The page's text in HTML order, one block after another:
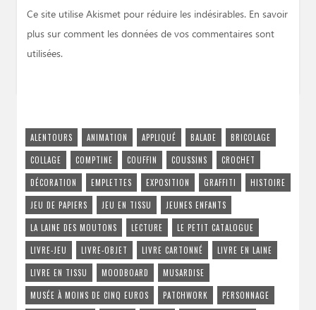
Ce site utilise Akismet pour réduire les indésirables. En savoir
plus sur comment les données de vos commentaires sont
utilisées.
ALENTOURS ANIMATION APPLIQUÉ BALADE
BRICOLAGE
COLLAGE
COMPTINE COUFFIN COUSSINS
CROCHET
DÉCORATION
EMPLETTES EXPOSITION GRAFFITI
HISTOIRE
JEU DE PAPIERS
JEU EN TISSU
JEUNES ENFANTS
LA LAINE DES MOUTONS
LECTURE
LE PETIT CATALOGUE
LIVRE-JEU
LIVRE-OBJET LIVRE CARTONNÉ
LIVRE EN LAINE
LIVRE EN TISSU
MOODBOARD
MUSARDISE
MUSÉE À MOINS DE CINQ EUROS
PATCHWORK
PERSONNAGE